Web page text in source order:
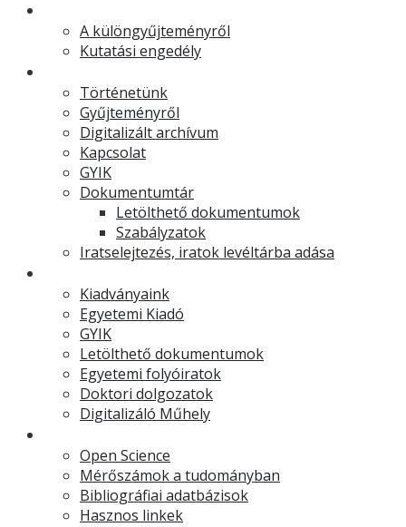
A különgyűjteményről
Kutatási engedély
Történetünk
Gyűjteményről
Digitalizált archívum
Kapcsolat
GYIK
Dokumentumtár
Letölthető dokumentumok
Szabályzatok
Iratselejtezés, iratok levéltárba adása
Kiadványaink
Egyetemi Kiadó
GYIK
Letölthető dokumentumok
Egyetemi folyóiratok
Doktori dolgozatok
Digitalizáló Műhely
Open Science
Mérőszámok a tudományban
Bibliográfiai adatbázisok
Hasznos linkek